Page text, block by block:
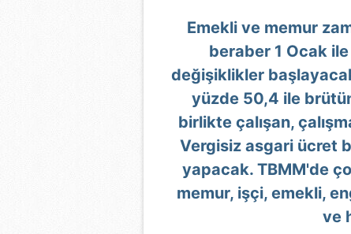
Emekli ve memur
beraber 1 Ocak
değişiklikler
yüzde 50,4 ile
birlikte çalışan,
Vergisiz asgari ücret
yapacak. TBMM'de
memur, işçi, emekli,
ve